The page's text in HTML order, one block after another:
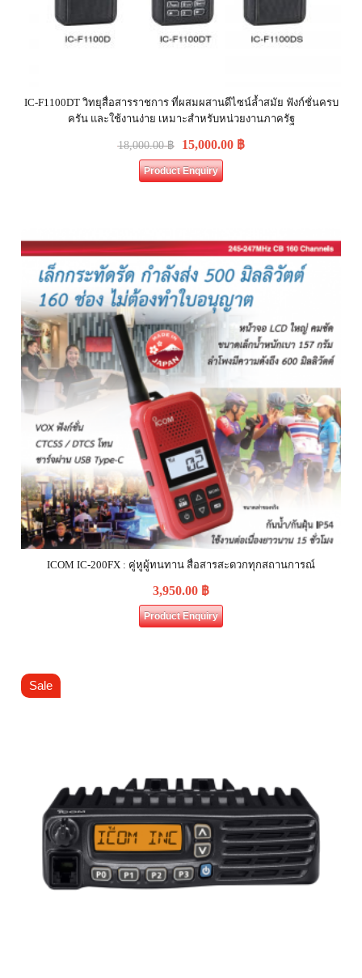
IC-F1100DT วิทยุสื่อสารราชการ ที่ผสมผสานดีไซน์ล้ำสมัย ฟังก์ชั่นครบ
ครัน และใช้งานง่าย เหมาะสำหรับหน่วยงานภาครัฐ
18,000.00฿ 15,000.00 ฿
Product Enquiry
ICOM IC-200FX : คู่หูผู้ทนทาน สื่อสารสะดวกทุกสถานการณ์
3,950.00 ฿
Product Enquiry
Sale